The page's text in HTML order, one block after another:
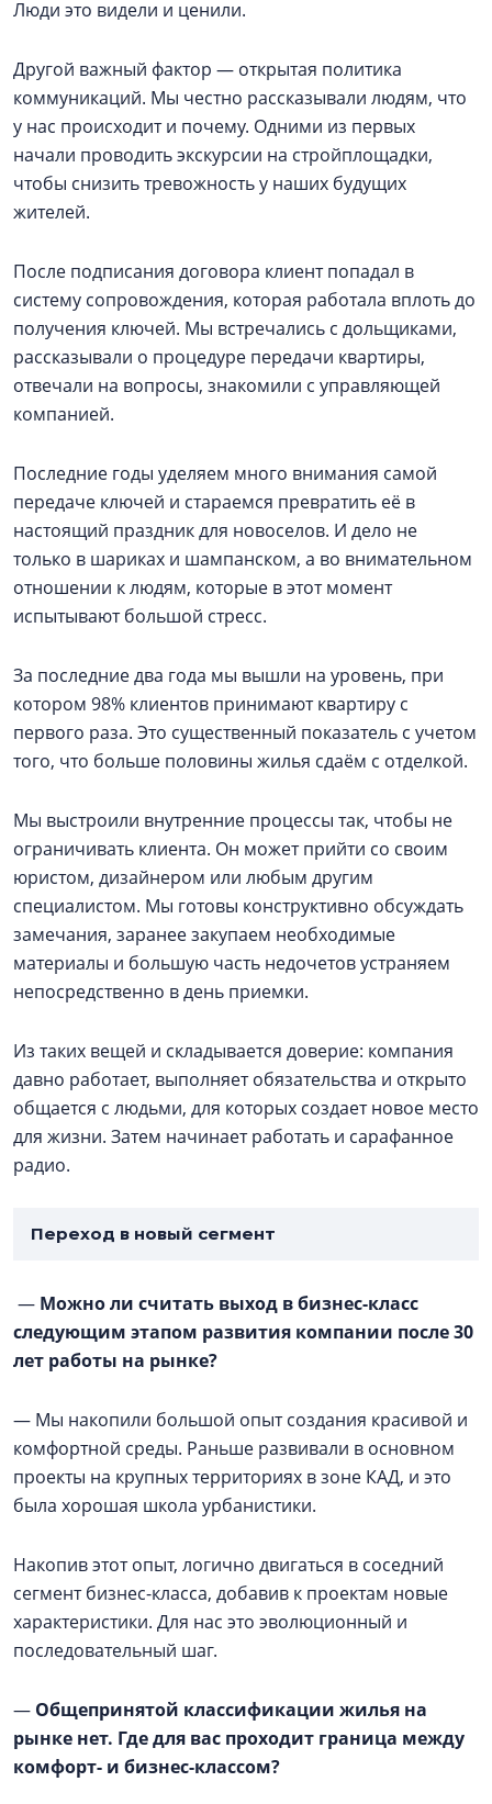
Люди это видели и ценили.
Другой важный фактор — открытая политика
коммуникаций. Мы честно рассказывали людям, что
у нас происходит и почему. Одними из первых
начали проводить экскурсии на стройплощадки,
чтобы снизить тревожность у наших будущих
жителей.
После подписания договора клиент попадал в
систему сопровождения, которая работала вплоть до
получения ключей. Мы встречались с дольщиками,
рассказывали о процедуре передачи квартиры,
отвечали на вопросы, знакомили с управляющей
компанией.
Последние годы уделяем много внимания самой
передаче ключей и стараемся превратить её в
настоящий праздник для новоселов. И дело не
только в шариках и шампанском, а во внимательном
отношении к людям, которые в этот момент
испытывают большой стресс.
За последние два года мы вышли на уровень, при
котором 98% клиентов принимают квартиру с
первого раза. Это существенный показатель с учетом
того, что больше половины жилья сдаём с отделкой.
Мы выстроили внутренние процессы так, чтобы не
ограничивать клиента. Он может прийти со своим
юристом, дизайнером или любым другим
специалистом. Мы готовы конструктивно обсуждать
замечания, заранее закупаем необходимые
материалы и большую часть недочетов устраняем
непосредственно в день приемки.
Из таких вещей и складывается доверие: компания
давно работает, выполняет обязательства и открыто
общается с людьми, для которых создает новое место
для жизни. Затем начинает работать и сарафанное
радио.
Переход в новый сегмент
— Можно ли считать выход в бизнес-класс
следующим этапом развития компании после 30
лет работы на рынке?
— Мы накопили большой опыт создания красивой и
комфортной среды. Раньше развивали в основном
проекты на крупных территориях в зоне КАД, и это
была хорошая школа урбанистики.
Накопив этот опыт, логично двигаться в соседний
сегмент бизнес-класса, добавив к проектам новые
характеристики. Для нас это эволюционный и
последовательный шаг.
— Общепринятой классификации жилья на
рынке нет. Где для вас проходит граница между
комфорт- и бизнес-классом?